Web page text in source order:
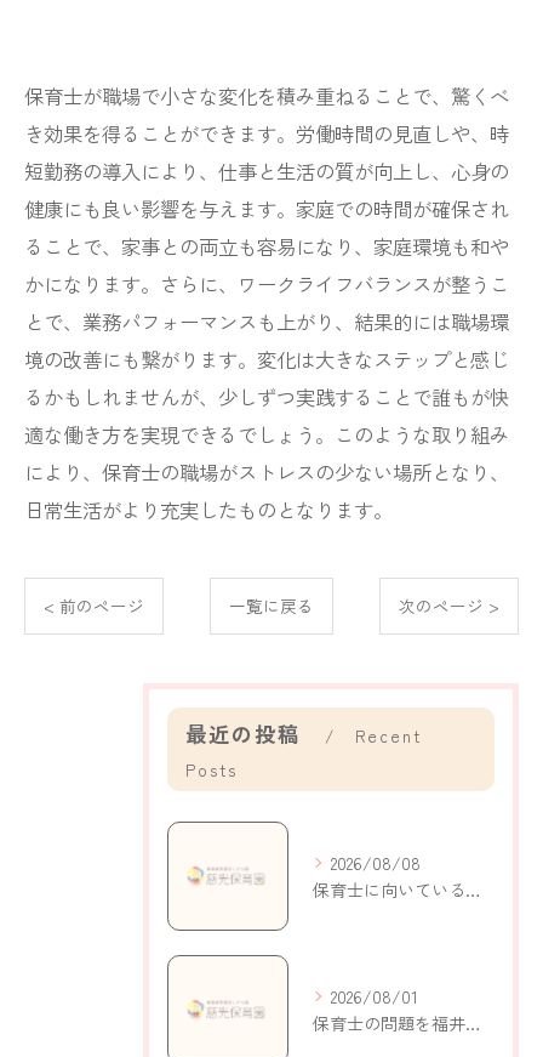
保育士が職場で小さな変化を積み重ねることで、驚くべ
き効果を得ることができます。労働時間の見直しや、時
短勤務の導入により、仕事と生活の質が向上し、心身の
健康にも良い影響を与えます。家庭での時間が確保され
ることで、家事との両立も容易になり、家庭環境も和や
かになります。さらに、ワークライフバランスが整うこ
とで、業務パフォーマンスも上がり、結果的には職場環
境の改善にも繋がります。変化は大きなステップと感じ
るかもしれませんが、少しずつ実践することで誰もが快
適な働き方を実現できるでしょう。このような取り組み
により、保育士の職場がストレスの少ない場所となり、
日常生活がより充実したものとなります。
< 前のページ 一覧に戻る 次のページ >
最近の投稿
Recent
Posts
2026/08/08
保育士に向いている人の特徴と自己分析で適性がわかるポイント解説
2026/08/01
保育士の問題を福井県鯖江市持明寺町で考える現状と解決策